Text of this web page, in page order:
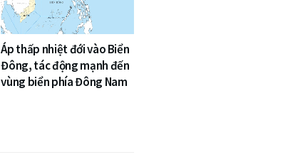
Áp thấp nhiệt đới vào Biển
Đông, tác động mạnh đến
vùng biển phía Đông Nam